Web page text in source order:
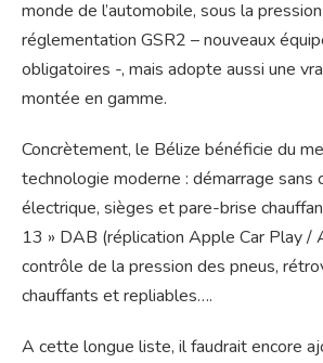
monde de l’automobile, sous la
réglementation GSR2 – nouveaux
obligatoires -, mais adopte aussi une
montée en gamme.
Concrètement, le Bélize bénéficie du
technologie moderne : démarrage sans
électrique, sièges et pare-brise
13 » DAB (réplication Apple Car Play /
contrôle de la pression des pneus,
chauffants et repliables….
A cette longue liste, il faudrait encore